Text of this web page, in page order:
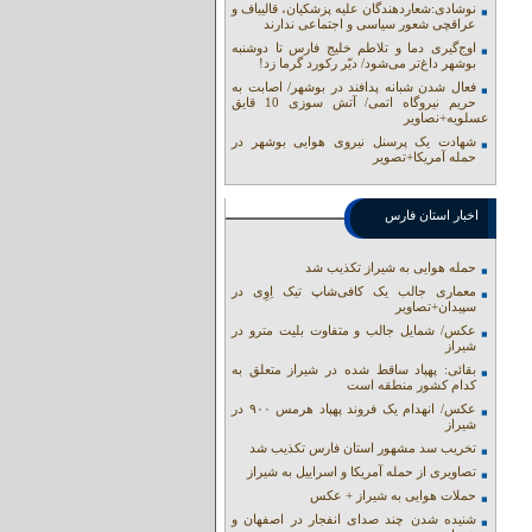
نوشادی:شعاردهندگان علیه پزشکیان، قالیباف و
عراقچی شعور سیاسی و اجتماعی ندارند
اوج‌گیری دما و تلاطم خلیج فارس تا دوشنبه
بوشهر داغ‌تر می‌شود/ دیّر رکورد گرما زد!
فعال شدن شبانه پدافند در بوشهر/ اصابت به
حریم نیروگاه اتمی/ آتش سوزی 10 قایق
عسلویه+نصاویر
شهادت یک پرسنل نیروی هوایی بوشهر در
حمله آمریکا+تصویر
اخبار استان فارس
حمله هوایی به شیراز تکذیب شد
معماری جالب یک کافی‌شاپ تیک اِوِی در
سپیدان+تصاویر
عکس/ شمایل جالب و متفاوت بلیت مترو در
شیراز
بقائی: پهپاد ساقط شده در شیراز متعلق به
کدام کشور منطقه است
عکس/ انهدام یک فروند پهپاد هرمس ۹۰۰ در
شیراز
تخریب سد مشهور استان فارس تکذیب شد
تصاویری از حمله آمریکا و اسراییل به شیراز
حملات هوایی به شیراز + عکس
شنیده شدن چند صدای انفجار در اصفهان و